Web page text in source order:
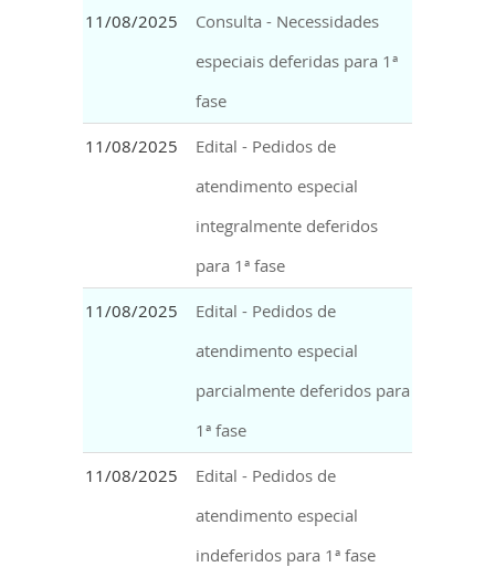
11/08/2025
Consulta - Necessidades
especiais deferidas para 1ª
fase
11/08/2025
Edital - Pedidos de
atendimento especial
integralmente deferidos
para 1ª fase
11/08/2025
Edital - Pedidos de
atendimento especial
parcialmente deferidos para
1ª fase
11/08/2025
Edital - Pedidos de
atendimento especial
indeferidos para 1ª fase